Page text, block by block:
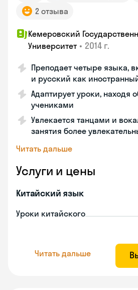
2 отзыва
Кемеровский
Университет • 2014 г.
Преподает четыре языка,
и русский как
Адаптирует уроки, находя
учениками
Увлекается танцами и
занятия более
Читать дальше
Услуги и цены
Китайский язык
Уроки китайского
Читать дальше